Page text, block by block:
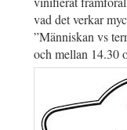
vad det verkar
”Människan vs
och mellan 14.30